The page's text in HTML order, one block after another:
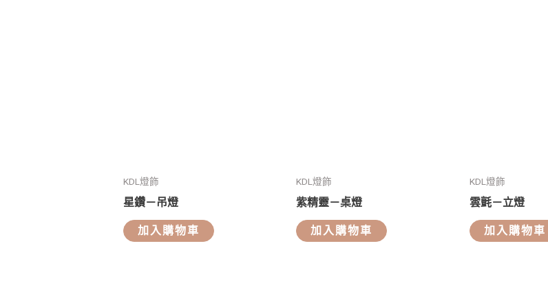
KDL燈飾
星鑽－吊燈
加入購物車
KDL燈飾
紫精靈－桌燈
加入購物車
KDL燈飾
雲氈－立燈
加入購物車